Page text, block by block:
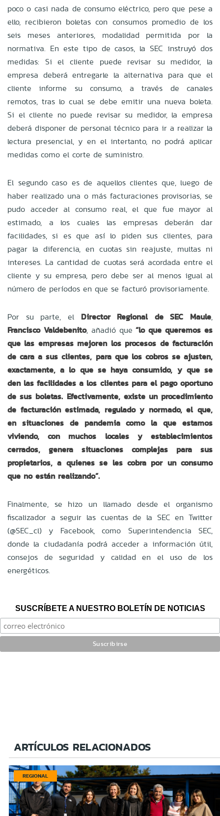
poco o casi nada de consumo eléctrico, pero que pese a
ello, recibieron boletas con consumos promedio de los
seis meses anteriores, modalidad permitida por la
normativa. En este tipo de casos, la SEC instruyó dos
medidas: Si el cliente puede revisar su medidor, la
empresa deberá entregarle la alternativa para que el
cliente informe su consumo, a través de canales
remotos, tras lo cual se debe emitir una nueva boleta.
Si el cliente no puede revisar su medidor, la empresa
deberá disponer de personal técnico para ir a realizar la
lectura presencial, y en el intertanto, no podrá aplicar
medidas como el corte de suministro.
El segundo caso es de aquellos clientes que, luego de
haber realizado una o más facturaciones provisorias, se
pudo acceder al consumo real, el que fue mayor al
estimado, a los cuales las empresas deberán dar
facilidades, si es que así lo piden sus clientes, para
pagar la diferencia, en cuotas sin reajuste, multas ni
intereses. La cantidad de cuotas será acordada entre el
cliente y su empresa, pero debe ser al menos igual al
número de períodos en que se facturó provisoriamente.
Por su parte, el Director Regional de SEC Maule,
Francisco Valdebenito, añadió que“lo que queremos es
que las empresas mejoren los procesos de facturación
de cara a sus clientes, para que los cobros se ajusten,
exactamente, a lo que se haya consumido, y que se
den las facilidades a los clientes para el pago oportuno
de sus boletas. Efectivamente, existe un procedimiento
de facturación estimada, regulado y normado, el que,
en situaciones de pandemia como la que estamos
viviendo, con muchos locales y establecimientos
cerrados, genera situaciones complejas para sus
propietarios, a quienes se les cobra por un consumo
que no están realizando”.
Finalmente, se hizo un llamado desde el organismo
fiscalizador a seguir las cuentas de la SEC en Twitter
(@SEC_cl) y Facebook, como Superintendencia SEC,
donde la ciudadanía podrá acceder a información útil,
consejos de seguridad y calidad en el uso de los
energéticos.
SUSCRÍBETE A NUESTRO BOLETÍN DE NOTICIAS
ARTÍCULOS RELACIONADOS
REGIONAL